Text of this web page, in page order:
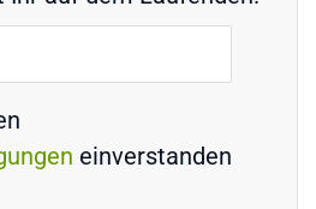
einverstanden